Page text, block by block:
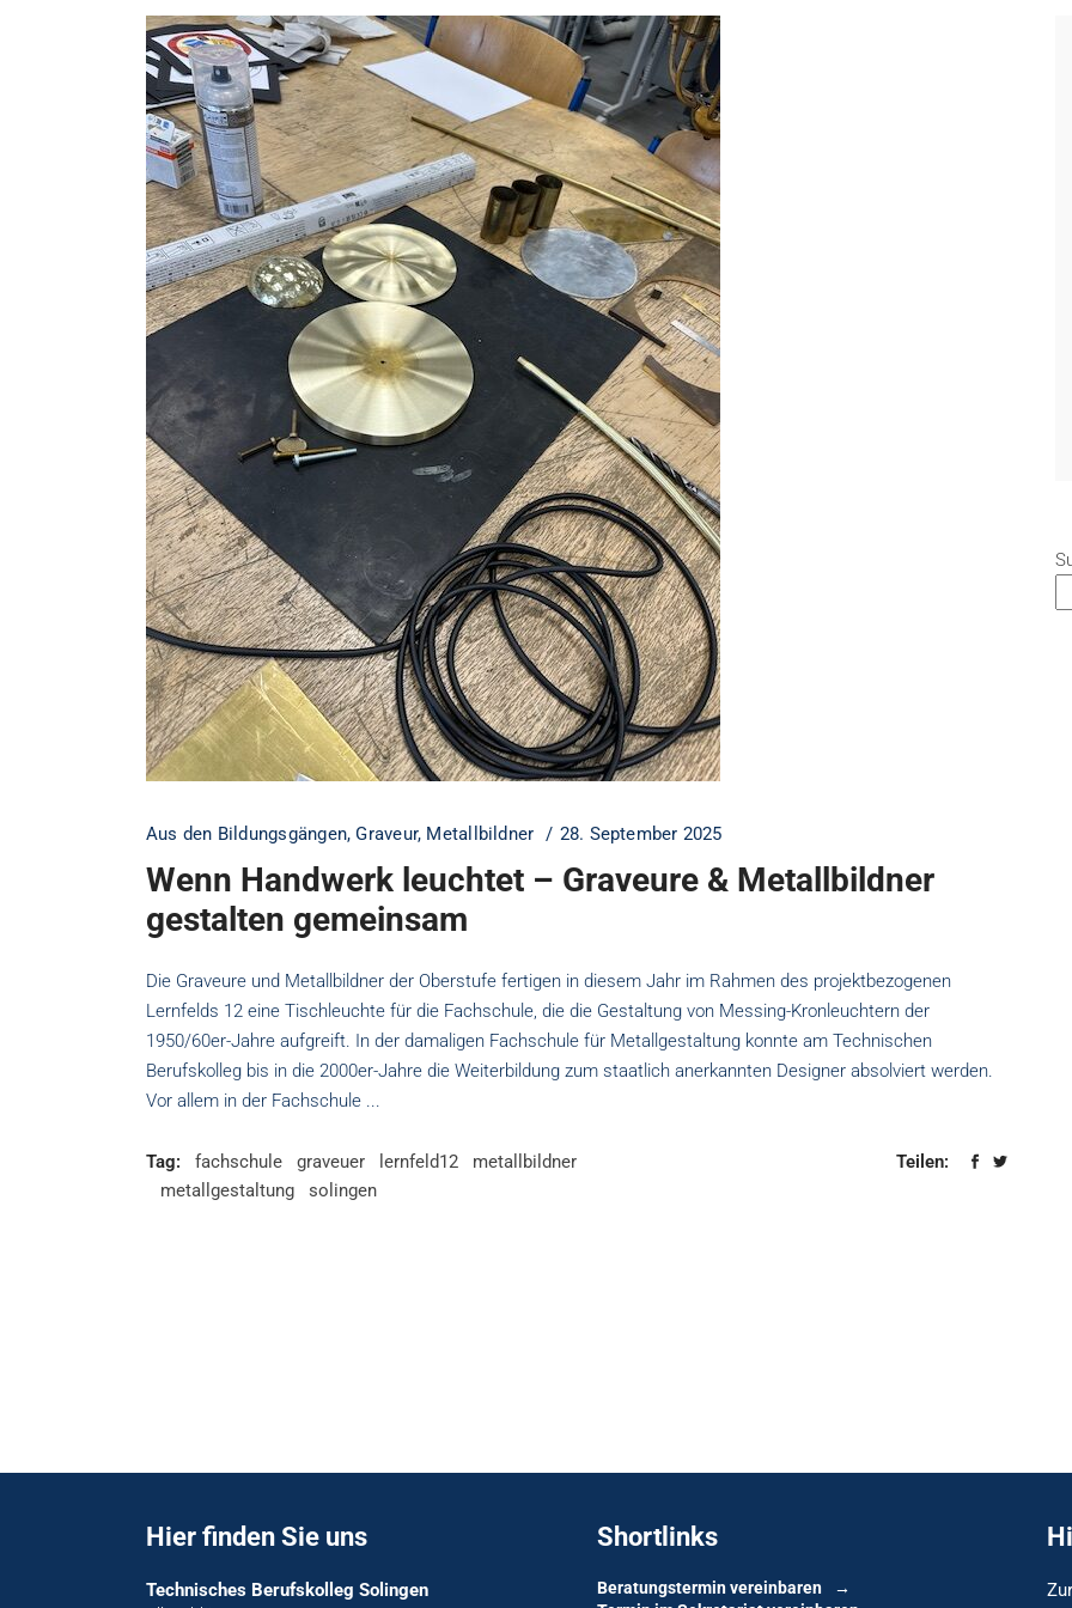
Aus den Bildungsgängen,Graveur, Metallbildner 28. September 2025
Wenn Handwerk leuchtet – Graveure & Metallbildner
gestalten gemeinsam
Die Graveure und Metallbildner der Oberstufe fertigen in diesem Jahr im Rahmen des projektbezogenen
Lernfelds 12 eine Tischleuchte für die Fachschule, die die Gestaltung von Messing-Kronleuchtern der
1950/60er-Jahre aufgreift. In der damaligen Fachschule für Metallgestaltung konnte am Technischen
Berufskolleg bis in die 2000er-Jahre die Weiterbildung zum staatlich anerkannten Designer absolviert werden.
Vor allem in der Fachschule
Tag: fachschule graveuer lernfeld12
metallbildner
metallgestaltung
solingen
Teilen:
Hier finden Sie uns
Technisches Berufskolleg Solingen
Shortlinks
Beratungstermin vereinbaren